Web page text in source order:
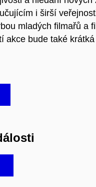
i širší
mladých filmařů a
akce bude také